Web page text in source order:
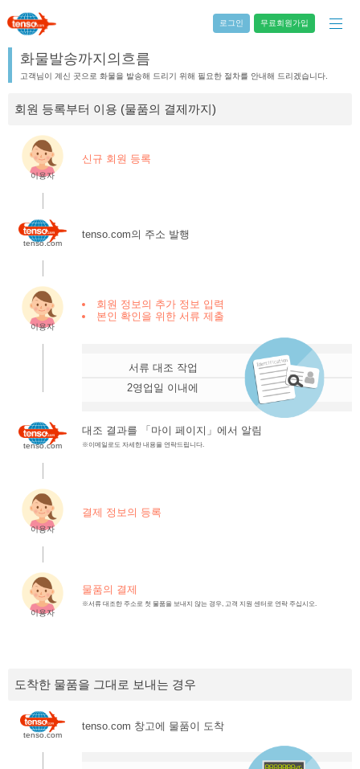
로그인 무료회원가입
화물발송까지의흐름
고객님이 계신 곳으로 화물을 발송해 드리기 위해 필요한 절차를 안내해 드리겠습니다.
회원 등록부터 이용 (물품의 결제까지)
이용자
신규 회원 등록
tenso.com
tenso.com의 주소 발행
이용자
회원 정보의 추가 정보 입력
본인 확인을 위한 서류 제출
서류 대조 작업
2영업일 이내에
tenso.com
대조 결과를 「마이 페이지」에서 알림
※이메일로도 자세한 내용을 연락드립니다.
이용자
결제 정보의 등록
이용자
물품의 결제
※서류 대조한 주소로 첫 물품을 보내지 않는 경우, 고객 지원 센터로 연락 주십시오.
도착한 물품을 그대로 보내는 경우
tenso.com
tenso.com 창고에 물품이 도착